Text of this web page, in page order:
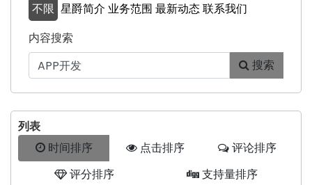
不限 星爵简介 业务范围 最新动态联系我们
内容搜索
搜索
列表
时间排序
点击排序
评论排序
评分排序
支持量排序